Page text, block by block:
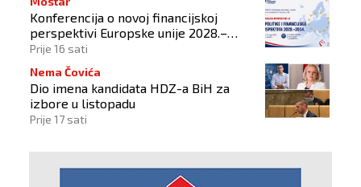
Konferencija o novoj financijskoj
perspektivi Europske unije 2028.–
2034.
Prije 16 sati
Nema Čovića
Dio imena kandidata HDZ-a BiH za
izbore u listopadu
Prije 17 sati